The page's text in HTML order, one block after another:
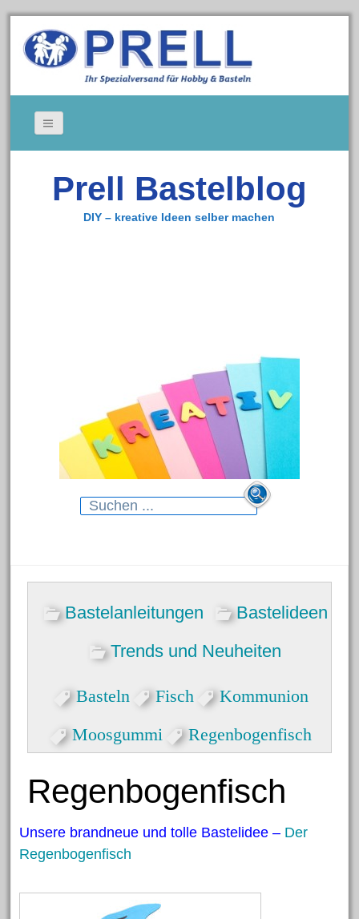
Gedeckte Tische
Kerzen
Prell Bastelblog
DIY – kreative Ideen selber machen
Search
Neueste Beiträge
Blumenhänger aus
Modelliermasse
Dekorative Schmelzgranulat-
Formen
Herzlicher Keilrahmen
Grußkarte zum Valentinstag
Dekorative Eicheln zum
Hängen
Halloween Spinnen aus
Nikolaus Handabdruck
Bastelanleitungen
Bastelideen
Trends und Neuheiten
Basteln Fisch Kommunion
Moosgummi Regenbogenfisch
Regenbogenfisch
Unsere brandneue und tolle Bastelidee – Der
Regenbogenfisch